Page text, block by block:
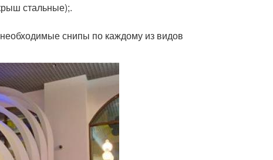
стальные);.
снипы по каждому из видов